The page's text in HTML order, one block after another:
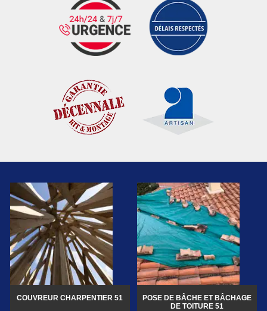
COUVREUR CHARPENTIER 51
POSE DE BÂCHE ET BÂCHAGE
DE TOITURE 51